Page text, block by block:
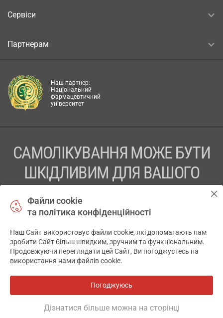
Сервіси
Партнерам
Наш партнер:
Національний
фармацевтичний
університет
САМОЛІКУВАННЯ МОЖЕ БУТИ
ШКІДЛИВИМ ДЛЯ ВАШОГО
ПЕРЕД ЗАСТОСУВАННЯМ ПРЕПАРАТУ ПРОКОНСУЛЬТУЙТЕСЬ
ТОВ «АПТЕКА 911.ЮА» Код ЄДРПОУ 43631965.
Відмова від відповідальності
© 2014-2026. Медична інформаційна система АПТЕКА911.ЮА
Файли cookie
та політика конфіденційності
Наш Сайт використовує файли cookie, які допомагають нам
зробити Сайт більш швидким, зручним та функціональним.
Продовжуючи переглядати цей Сайт, Ви погоджуєтесь на
використання нами файлів cookie.
Погоджуюсь
Дізнатися більше можна на сторінці
✕